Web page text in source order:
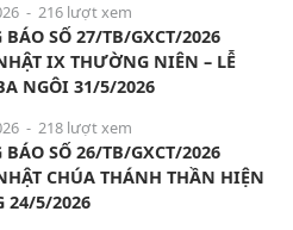
- 216 lượt xem
BÁO SỐ 27/TB/GXCT/2026
IX THƯỜNG NIÊN – LỄ
NGÔI 31/5/2026
- 218 lượt xem
BÁO SỐ 26/TB/GXCT/2026
CHÚA THÁNH THẦN HIỆN
24/5/2026